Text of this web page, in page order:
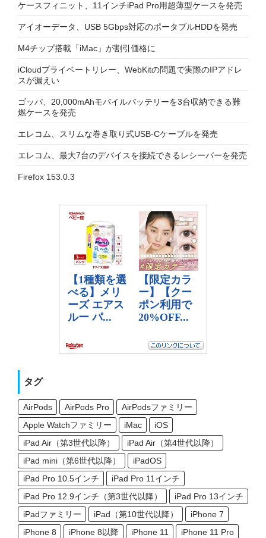
ケースフィニット、11インチiPad Pro用超薄型ケースを発売
アイオーデータ、USB 5Gbps対応のポータブルHDDを発売
M4チップ搭載「iMac」が割引価格に
iCloudプライベートリレー、WebKitの問題で実際のIPアドレ
スが漏えい
ゴッパ、20,000mAhモバイルバッテリーを3台収納できる難
燃ケースを発売
エレコム、スリムな巻き取り式USB-Cケーブルを発売
エレコム、最大7台のデバイスを接続できるレシーバーを発売
Firefox 153.0.3
タグ
AirPods AirPods Pro
AirPodsファミリー
Apple Watchファミリー
iMac
iOS
iPad Air（第3世代以降）
iPad Air（第4世代以降）
iPad mini（第6世代以降）
iPadOS
iPad Pro 10.5インチ
iPad Pro 11インチ
iPad Pro 12.9インチ（第3世代以降）
iPad Pro 13インチ
iPadファミリー
iPad（第10世代以降）
iPhone 7
iPhone 8
iPhone 8以降 iPhone 11
iPhone 11 Pro